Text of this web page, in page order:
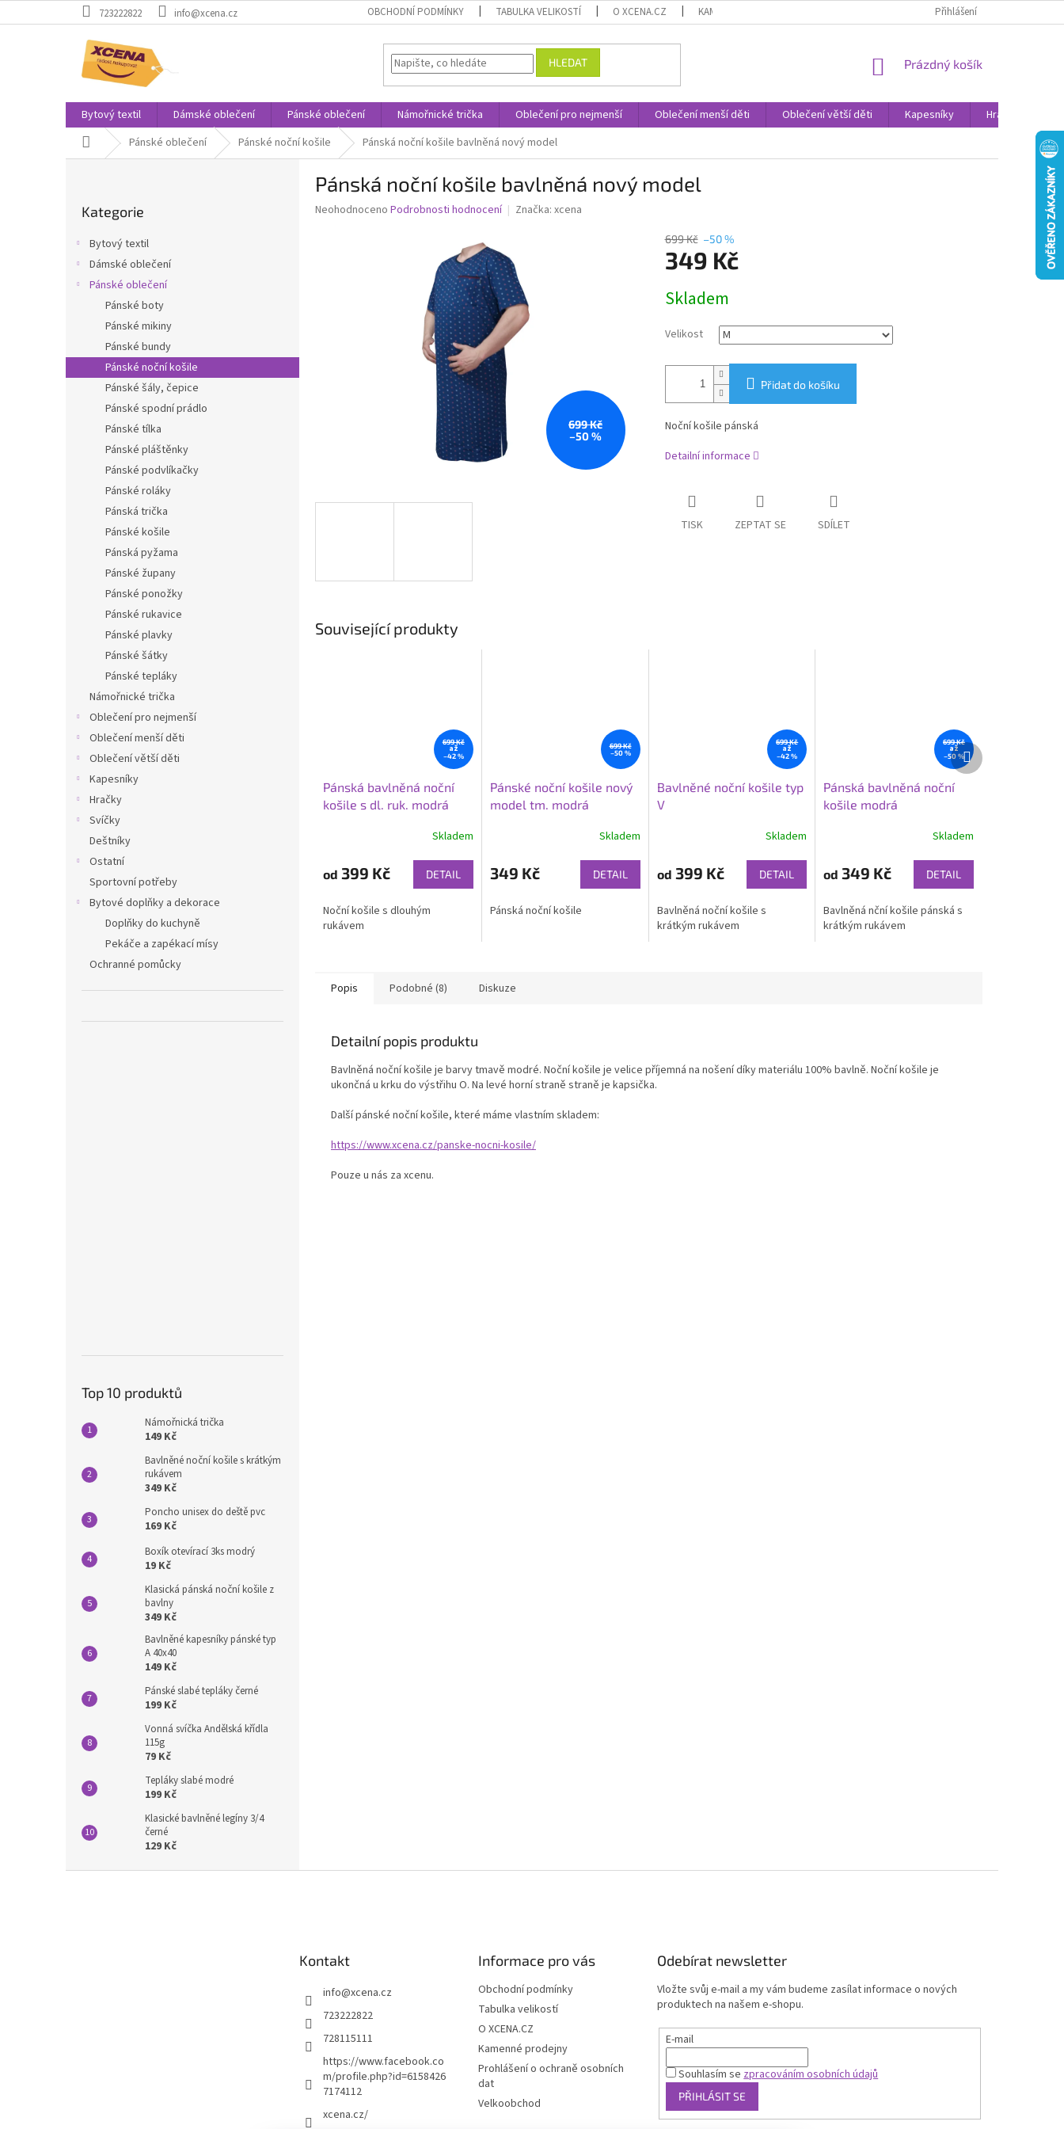
na
723222822 info@xcena.cz OBCHODNÍ PODMÍNKY TABULKA VELIKOSTÍ O XCENA.CZ KAMENNÉ PRODEJNY PROHLÁŠENÍ O OCHRANĚ OSOBNÍCH DAT
Přihlášení
HLEDAT
NÁKUPNÍ
Prázdný košík
Bytový textil Dámské oblečení Pánské oblečení Námořnické trička Oblečení pro nejmenší Oblečení menší děti Oblečení větší děti Kapesníky Hračky
Domů Pánské oblečení Pánské noční košile Pánská noční košile bavlněná nový model
n
e
kategorie
Kategorie
Bytový textil
Dámské oblečení
Pánské oblečení
Pánské boty
Pánské mikiny
Pánské bundy
Pánské noční košile
Pánské šály, čepice
Pánské spodní prádlo
Pánské tílka
Pánské pláštěnky
Pánské podvlíkačky
Pánské roláky
Pánská trička
Pánské košile
Pánská pyžama
Pánské župany
Pánské ponožky
Pánské rukavice
Pánské plavky
Pánské šátky
Pánské tepláky
Námořnické trička
Oblečení pro nejmenší
Oblečení menší děti
Oblečení větší děti
Kapesníky
Hračky
Svíčky
Deštníky
Ostatní
Sportovní potřeby
Bytové doplňky a dekorace
Doplňky do kuchyně
Pekáče a zapékací mísy
Ochranné pomůcky
Top 10 produktů
Námořnická trička
149 Kč
Bavlněné noční košile s krátkým
rukávem
349 Kč
Poncho unisex do deště pvc
169 Kč
Boxík otevírací 3ks modrý
19 Kč
Klasická pánská noční košile z
bavlny
349 Kč
Bavlněné kapesníky pánské typ
A 40x40
149 Kč
Pánské slabé tepláky černé
199 Kč
Vonná svíčka Andělská křídla
115g
79 Kč
Tepláky slabé modré
199 Kč
Klasické bavlněné legíny 3/4
černé
129 Kč
Pánská noční košile bavlněná nový model
Průměrné
Neohodnoceno Podrobnosti hodnocení Značka: xcena
699 Kč
–50 %
699 Kč –50 %
349 Kč
cena:
Skladem
Velikost
Přidat do košíku
Noční košile pánská
Detailní informace
TISK ZEPTAT SE SDÍLET
Související produkty
699 Kč
až
–42 %
Pánská bavlněná noční
košile s dl. ruk. modrá
Skladem
od 399 Kč DETAIL
Noční košile s dlouhým
rukávem
699 Kč
–50 %
Pánské noční košile nový
model tm. modrá
Skladem
349 Kč DETAIL
Pánská noční košile
699 Kč
až
–42 %
Bavlněné noční košile typ
V
Skladem
od 399 Kč DETAIL
Bavlněná noční košile s
krátkým rukávem
699 Kč
až
–50 %
Pánská bavlněná noční
košile modrá
Skladem
od 349 Kč DETAIL
Bavlněná nční košile pánská s
krátkým rukávem
Další
produkt
Popis Podobné (8) Diskuze
Detailní popis produktu
Bavlněná noční košile je barvy tmavě modré. Noční košile je velice příjemná na nošení díky materiálu 100% bavlně. Noční košile je
ukončná u krku do výstřihu O. Na levé horní straně straně je kapsička.
Další pánské noční košile, které máme vlastním skladem:
https://www.xcena.cz/panske-nocni-kosile/
Pouze u nás za xcenu.
Kontakt
info@xcena.cz
723222822
728115111
https://www.facebook.co
m/profile.php?id=6158426
7174112
xcena.cz/
Informace pro vás
Obchodní podmínky
Tabulka velikostí
O XCENA.CZ
Kamenné prodejny
Prohlášení o ochraně osobních
dat
Velkoobchod
Odebírat newsletter
Vložte svůj e-mail a my vám budeme zasílat informace o nových
produktech na našem e-shopu.
E-mail
Souhlasím se zpracováním osobních údajů
PŘIHLÁSIT SE